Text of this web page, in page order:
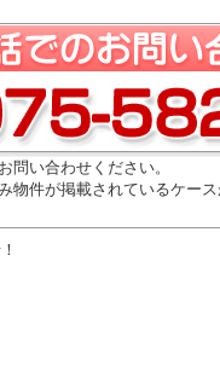
い合わせください。
物件が掲載されているケー